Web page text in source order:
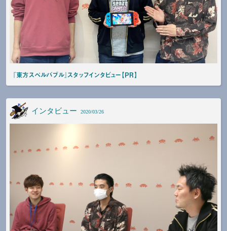
『東方スペルバブル』スタッフインタビュー【PR】
インタビュー 2020/03/26